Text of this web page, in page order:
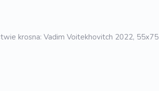
krosna: Vadim Voitekhovitch 2022, 55x75